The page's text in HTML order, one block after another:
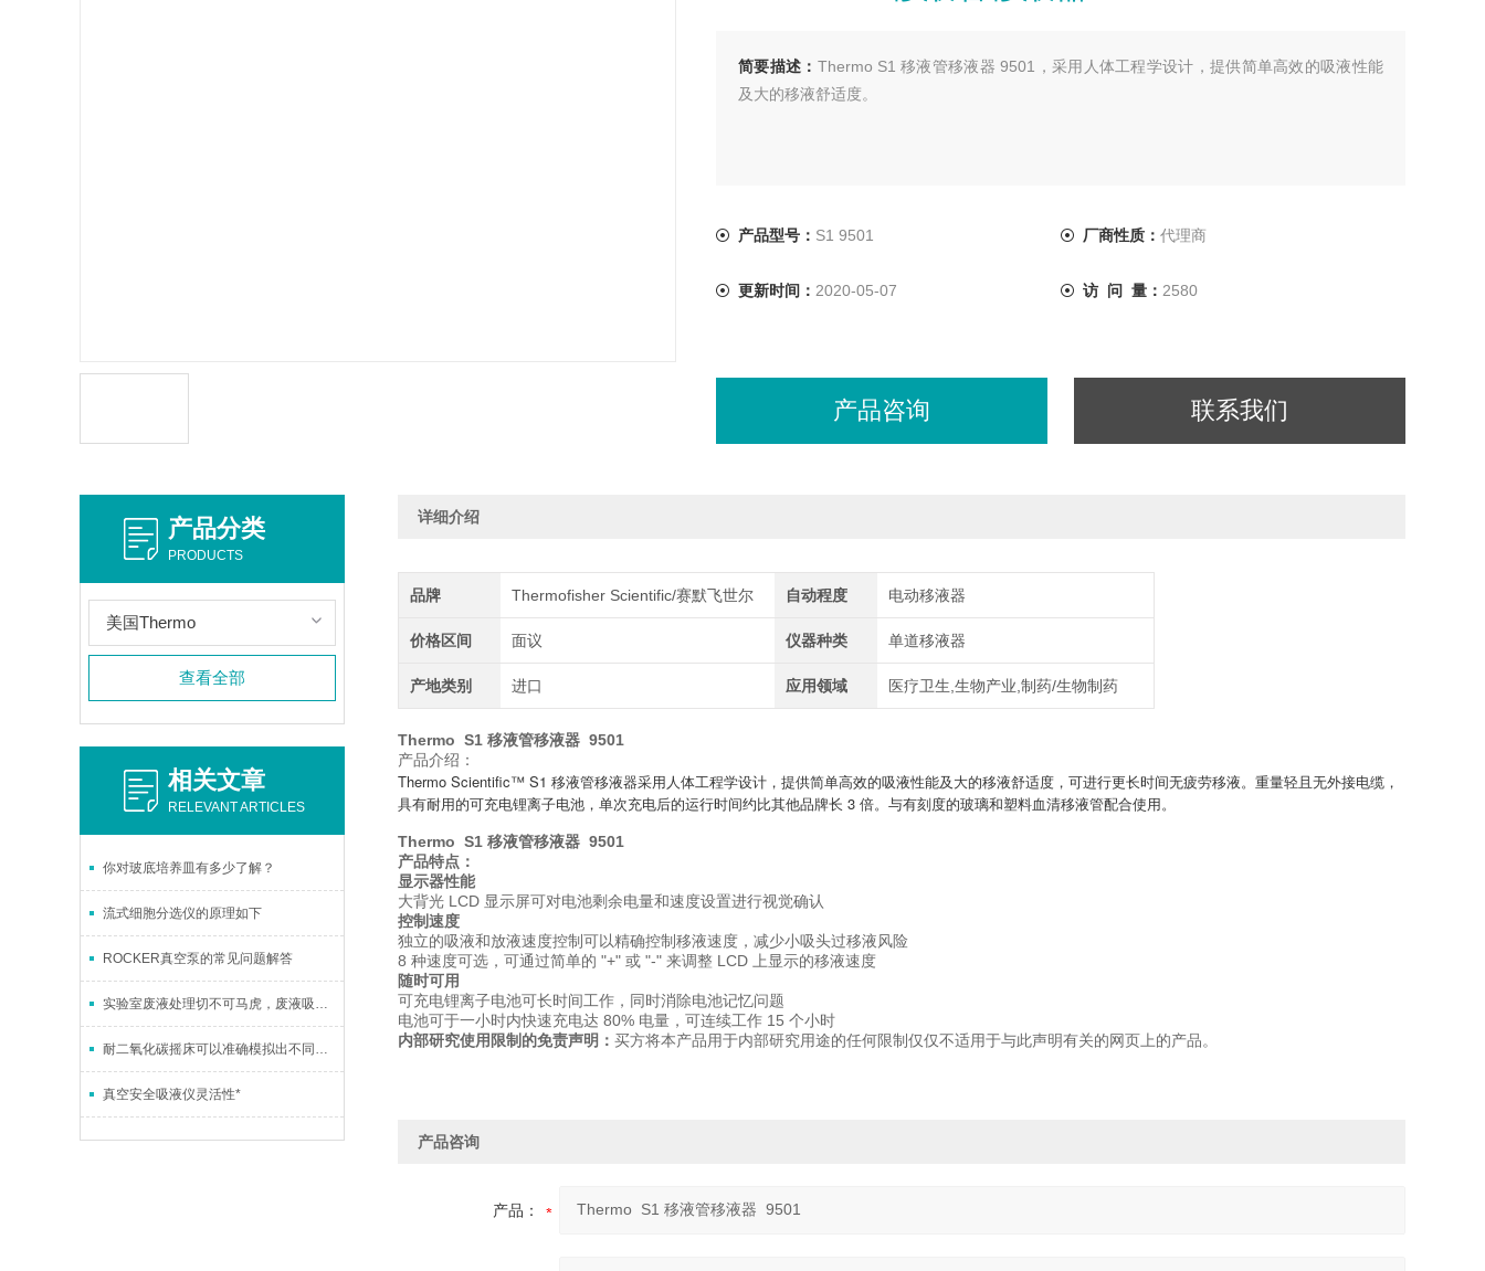
简要描述： Thermo S1 移液管移液器 9501，采用人体工程学设计，提供简单高效的吸液性能
及大的移液舒适度。
产品型号： S1 9501 厂商性质： 代理商
更新时间： 2020-05-07 访 问 量： 2580
产品咨询 联系我们
产品分类
PRODUCTS
美国Thermo
查看全部
相关文章
RELEVANT ARTICLES
你对玻底培养皿有多少了解？
流式细胞分选仪的原理如下
ROCKER真空泵的常见问题解答
实验室废液处理切不可马虎，废液吸取装置来帮忙
耐二氧化碳摇床可以准确模拟出不同环境气候条件
真空安全吸液仪灵活性*
详细介绍
品牌 Thermofisher Scientific/赛默飞世尔 自动程度 电动移液器
价格区间 面议 仪器种类 单道移液器
产地类别 进口 应用领域 医疗卫生,生物产业,制药/生物制药
Thermo S1 移液管移液器 9501
产品介绍：
Thermo Scientific™ S1 移液管移液器采用人体工程学设计，提供简单高效的吸液性能及大的移液舒适度，可进行更长时间无疲劳移液。重量轻且无外接电缆，
具有耐用的可充电锂离子电池，单次充电后的运行时间约比其他品牌长 3 倍。与有刻度的玻璃和塑料血清移液管配合使用。
Thermo S1 移液管移液器 9501
产品特点：
显示器性能
大背光 LCD 显示屏可对电池剩余电量和速度设置进行视觉确认
控制速度
独立的吸液和放液速度控制可以精确控制移液速度，减少小吸头过移液风险
8 种速度可选，可通过简单的 "+" 或 "-" 来调整 LCD 上显示的移液速度
随时可用
可充电锂离子电池可长时间工作，同时消除电池记忆问题
电池可于一小时内快速充电达 80% 电量，可连续工作 15 个小时
内部研究使用限制的免责声明： 买方将本产品用于内部研究用途的任何限制仅仅不适用于与此声明有关的网页上的产品。
产品咨询
产品：